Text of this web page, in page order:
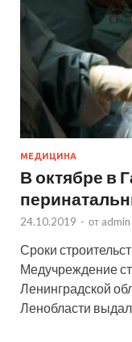
МЕДИЦИНА
В октябре в
24.10.2019 - от admin
Сроки
Медучреждение
Ленинградской
Ленобласти